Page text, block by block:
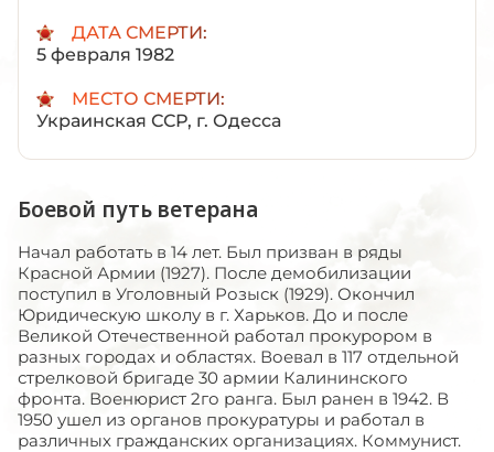
ДАТА СМЕРТИ:
5 февраля 1982
МЕСТО СМЕРТИ:
Украинская ССР, г. Одесса
Боевой путь ветерана
Начал работать в 14 лет. Был призван в ряды
Красной Армии (1927). После демобилизации
поступил в Уголовный Розыск (1929). Окончил
Юридическую школу в г. Харьков. До и после
Великой Отечественной работал прокурором в
разных городах и областях. Воевал в 117 отдельной
стрелковой бригаде 30 армии Калининского
фронта. Военюрист 2го ранга. Был ранен в 1942. В
1950 ушел из органов прокуратуры и работал в
различных гражданских организациях. Коммунист.